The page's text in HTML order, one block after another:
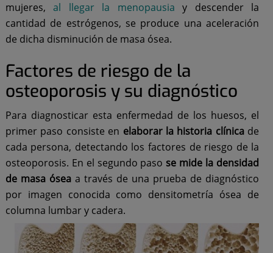
mujeres,al llegar la menopausia y descender la
cantidad de estrógenos, se produce una aceleración
de dicha disminución de masa ósea.
Factores de riesgo de la
osteoporosis y su diagnóstico
Para diagnosticar esta enfermedad de los huesos, el
primer paso consiste en elaborar la historia clínicade
cada persona, detectando los factores de riesgo de la
osteoporosis. En el segundo paso se mide la densidad
de masa óseaa través de una prueba de diagnóstico
por imagen conocida como densitometría ósea de
columna lumbar y cadera.